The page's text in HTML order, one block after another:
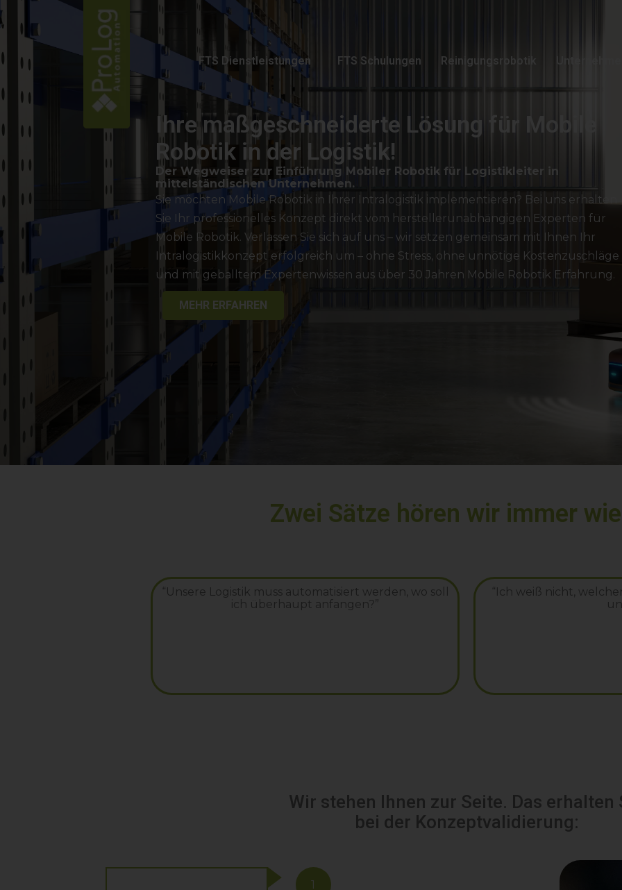
FTS Dienstleistungen FTS Schulungen Reinigungsrobotik
Ihre maßgeschneiderte Lösung für Mobile
Robotik in der Logistik!
Der Wegweiser zur Einführung Mobiler Robotik für Logistikleiter in
mittelständischen Unternehmen.
Sie möchten Mobile Robotik in Ihrer Intralogistik implementieren? Bei uns erhalten
Sie Ihr professionelles Konzept direkt vom herstellerunabhängigen Experten für
Mobile Robotik. Verlassen Sie sich auf uns – wir setzen gemeinsam mit Ihnen Ihr
Intralogistikkonzept erfolgreich um – ohne Stress, ohne unnötige Kostenzuschläge
und mit geballtem Expertenwissen aus über 30 Jahren Mobile Robotik Erfahrung.
MEHR ERFAHREN
Zwei Sätze hören wir immer
“Unsere Logistik muss automatisiert werden, wo soll
ich überhaupt anfangen?”
“Ich weiß nicht,
Wir stehen Ihnen zur Seite. Das erhalten
bei der Konzeptvalidierung:
1